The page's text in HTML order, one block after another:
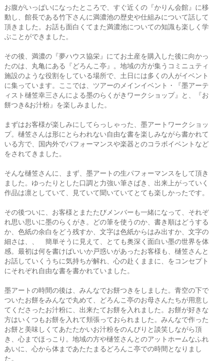
お腹がいっぱいになったところで、すぐ近くの『かりん会館』に移
動し、館長である竹下さんに満濃池の歴史や仕組みについて話して
頂きました。お話も面白くてまた満濃池についての知識も楽しく学
ぶことができました。
その後、満濃の『夢ハウス協栄』にてお土産を購入した後に向かっ
たのは、丸亀にある『どろんこ亭』。地域の方が集うコミニュティ
施設のような役割をしている場所で、土日には多くの人がイベント
に集っています。ここでは、ツアーのメインイベント・『墨アーテ
ィスト樋笠幸三さんによる墨のらくがきワークショップ』と、『お
餅つき&お汁粉』を楽しみました。
まずはお客様が楽しみにしてらっしゃった、墨アートワークショッ
プ。樋笠さんは形にとらわれない自由な書を楽しみながら書かれて
いる方で、国内外でパフォーマンスや楽器とのコラボイベントなど
をされてきました。
そんな樋笠さんに、まず、墨アートの生パフォーマンスをして頂き
ました。ゆったりとした口調と力強い筆さばき、出来上がっていく
作品は凛としていて、見ていて聞いていてとても楽しかったです。
その後ついに、お客様とまたたびメンバーも一緒になって、それぞ
れ思い思いに墨のらくがき。どの筆を使うのか、書き順はどうする
か、色紙の余白をどう残すか、文字は色紙からはみ出すか、文字の
細さは、、 簡単そうに見えて、とても奥深く面白い墨の世界を体
感。最初は何を書けばいいか戸惑いがあったお客様も、樋笠さんと
お話していくうちに気持ちが解れ、心の赴くままに、をコンセプト
にそれぞれ自由な書を書かれていました。
墨アートの時間の後は、みんなでお餅つきをしました。青空の下で
ついたお餅をみんなで丸めて、どろんこ亭のお母さんたちが用意し
てくださったお汁粉に、出来たてお餅を入れました。お餅が好きな
方はいくつもお餅を入れて頬張っておられました。みんなで作った
お餅と美味しくてあたたかいお汁粉をのんびりと談笑しながら頂
き、心までほっこり。地域の方や樋笠さんとのアットホームなふれ
あいに、心から体まであたたまるどろんこ亭での時間となりまし
た。